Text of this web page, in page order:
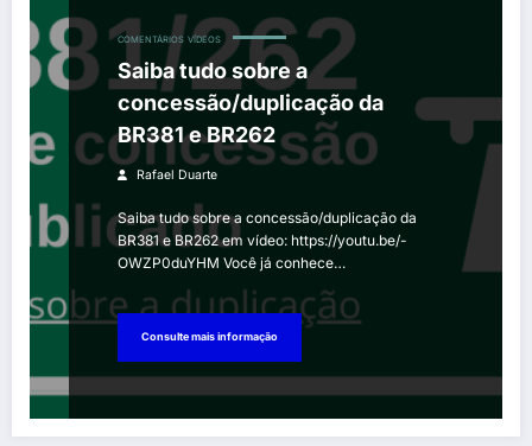
COMENTÁRIOS VÍDEOS
Saiba tudo sobre a
concessão/duplicação da
BR381 e BR262
Rafael Duarte
Saiba tudo sobre a concessão/duplicação da
BR381 e BR262 em vídeo: https://youtu.be/-
OWZP0duYHM Você já conhece…
Consulte mais informação